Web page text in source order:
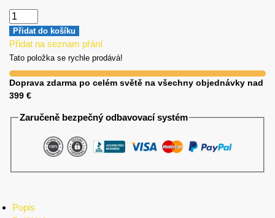
Přidat do košíku
Přidat na seznam přání
Tato položka se rychle prodává!
Doprava zdarma po celém světě na všechny objednávky nad
399 €
Zaručeně bezpečný odbavovací systém
Popis